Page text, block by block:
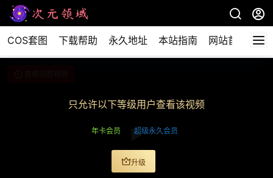
COS套图 下载帮助 永久地址 本站指南 网站首页
只允许以下等级用户查看该视频
年卡会员 超级永久会员
升级